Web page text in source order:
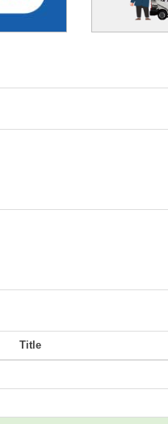
Title